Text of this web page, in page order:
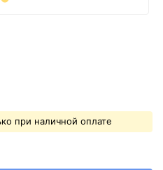
при наличной оплате